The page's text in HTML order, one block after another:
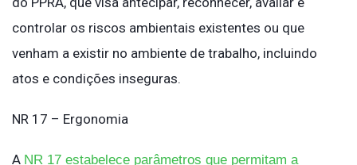
controlar os riscos ambientais existentes ou que
venham a existir no ambiente de trabalho, incluindo
atos e condições inseguras.
NR 17 – Ergonomia
A NR 17 estabelece parâmetros que permitam a